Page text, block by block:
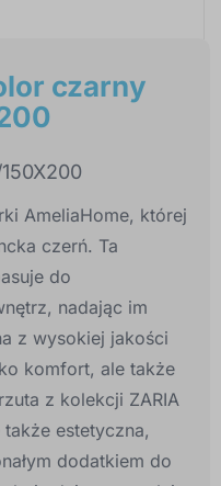
czarny
AmeliaHome, której
czerń. Ta
do
nadając im
z wysokiej jakości
komfort, ale także
z kolekcji ZARIA
estetyczna,
dodatkiem do